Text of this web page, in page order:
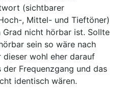
(sichtbarer
, Mittel- und Tieftöner)
Grad nicht hörbar ist. Sollte
sein so wäre nach
dieser wohl eher darauf
Frequenzgang und das
identisch wären.